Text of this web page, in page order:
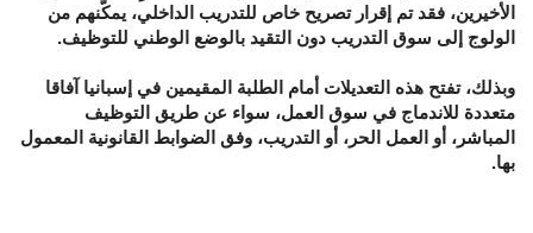
الأخيرين، فقد تم إقرار تصريح خاص للتدريب الداخلي، يمكّنهم من
الولوج إلى سوق التدريب دون التقيد بالوضع الوطني للتوظيف.
وبذلك، تفتح هذه التعديلات أمام الطلبة المقيمين في إسبانيا آفاقا
متعددة للاندماج في سوق العمل، سواء عن طريق التوظيف
المباشر، أو العمل الحر، أو التدريب، وفق الضوابط القانونية المعمول
بها.